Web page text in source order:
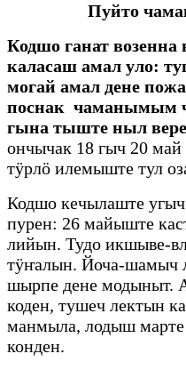
Пуйто
Кодшо ганат
каласаш амал уло:
могай амал дене
поснак чаманымым
гына тыште ныл
ончычак 18 гыч 20 май
тӱрлӧ илемыште тул
Кодшо кечылаште
пурен: 26 майыште
лийын. Тудо икшыве-
тӱҥалын. Йоча-шамыч
шырпе дене модыныт.
коден, тушеч лектын
манмыла, лодыш
конден.